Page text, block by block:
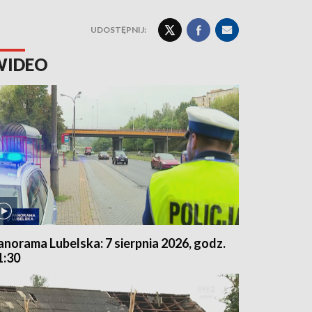
UDOSTĘPNIJ:
Lubelska: 7 sierpnia 2026, godz.